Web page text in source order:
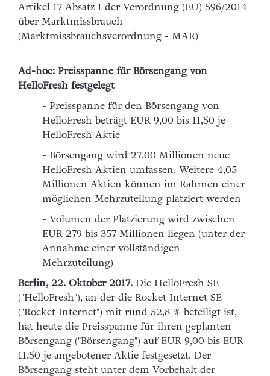
Artikel 17 Absatz 1 der Verordnung (EU) 596/2014
über Marktmissbrauch
(Marktmissbrauchsverordnung - MAR)
Ad-hoc: Preisspanne für Börsengang von
HelloFresh festgelegt
- Preisspanne für den Börsengang von
HelloFresh beträgt EUR 9,00 bis 11,50 je
HelloFresh Aktie
- Börsengang wird 27,00 Millionen neue
HelloFresh Aktien umfassen. Weitere 4,05
Millionen Aktien können im Rahmen einer
möglichen Mehrzuteilung platziert werden
- Volumen der Platzierung wird zwischen
EUR 279 bis 357 Millionen liegen (unter der
Annahme einer vollständigen
Mehrzuteilung)
Berlin, 22. Oktober 2017. Die HelloFresh SE
("HelloFresh"), an der die Rocket Internet SE
("Rocket Internet") mit rund 52,8 % beteiligt ist,
hat heute die Preisspanne für ihren geplanten
Börsengang ("Börsengang") auf EUR 9,00 bis EUR
11,50 je angebotener Aktie festgesetzt. Der
Börsengang steht unter dem Vorbehalt der